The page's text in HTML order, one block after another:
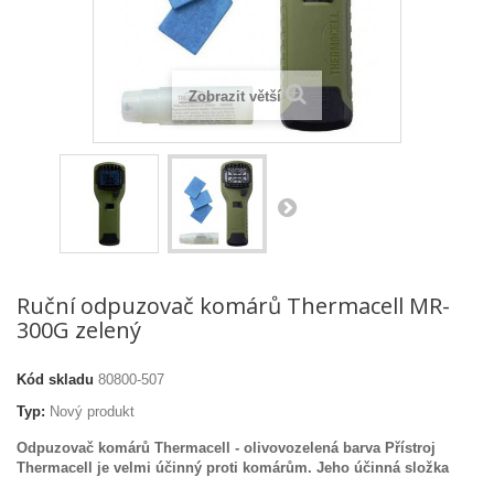
Zobrazit větší
Ruční odpuzovač komárů Thermacell MR-
300G zelený
Kód skladu 80800-507
Typ: Nový produkt
Odpuzovač komárů Thermacell - olivovozelená barva Přístroj
Thermacell je velmi účinný proti komárům. Jeho účinná složka